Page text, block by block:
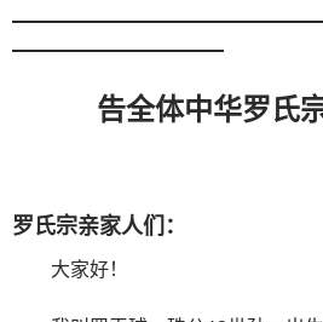
告全体中华罗氏
罗氏宗亲家人们：
大家好！